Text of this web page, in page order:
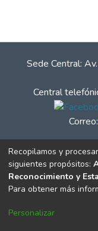
Sede Central:
Central
Correo:
© Instituto
Recopilamos y
siguientes propósitos:
Reconocimiento y
Para obtener más
Personalizar